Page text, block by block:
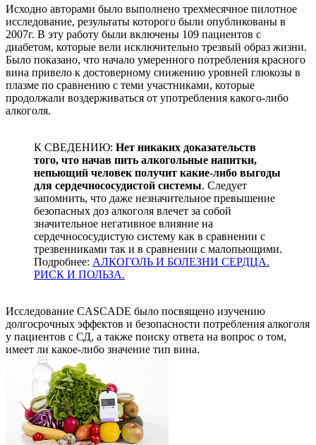
Исходно авторами было выполнено трехмесячное пилотное
исследование, результаты которого были опубликованы в
2007г. В эту работу были включены 109 пациентов с
диабетом, которые вели исключительно трезвый образ жизни.
Было показано, что начало умеренного потребления красного
вина привело к достоверному снижению уровней глюкозы в
плазме по сравнению с теми участниками, которые
продолжали воздерживаться от употребления какого-либо
алкоголя.
К СВЕДЕНИЮ: Нет никаких доказательств
того, что начав пить алкогольные напитки,
непьющий человек получит какие-либо выгоды
для сердечнососудистой системы. Следует
запомнить, что даже незначительное превышение
безопасных доз алкоголя влечет за собой
значительное негативное влияние на
сердечнососудистую систему как в сравнении с
трезвенниками так и в сравнении с малопьющими.
Подробнее: АЛКОГОЛЬ И БОЛЕЗНИ СЕРДЦА.
РИСК И ПОЛЬЗА.
Исследование CASCADE было посвящено изучению
долгосрочных эффектов и безопасности потребления алкоголя
у пациентов с СД, а также поиску ответа на вопрос о том,
имеет ли какое-либо значение тип вина.